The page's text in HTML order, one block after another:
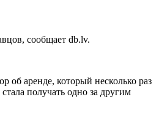
сообщает db.lv.
аренде, который несколько раз
получать одно за другим